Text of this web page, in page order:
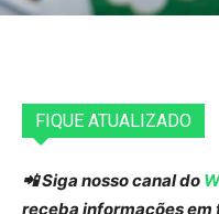
FIQUE ATUALIZADO
📲 Siga nosso canal do
receba informações em